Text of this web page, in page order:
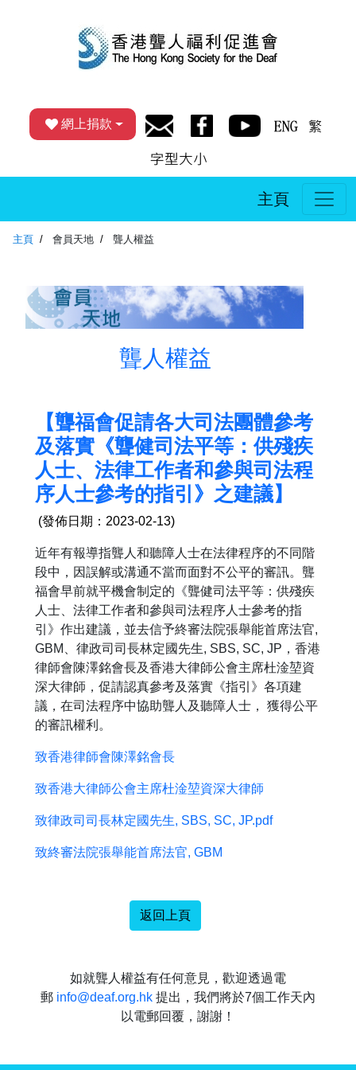
網上捐款
主頁
主頁 會員天地 聾人權益
聾人權益
【聾福會促請各大司法團體參考
及落實《聾健司法平等：供殘疾
人士、法律工作者和參與司法程
序人士參考的指引》之建議】
(發佈日期：2023-02-13)
近年有報導指聾人和聽障人士在法律程序的不同階
段中，因誤解或溝通不當而面對不公平的審訊。聾
福會早前就平機會制定的《聾健司法平等：供殘疾
人士、法律工作者和參與司法程序人士參考的指
引》作出建議，並去信予終審法院張舉能首席法官,
GBM、律政司司長林定國先生, SBS, SC, JP，香港
律師會陳澤銘會長及香港大律師公會主席杜淦堃資
深大律師，促請認真參考及落實《指引》各項建
議，在司法程序中協助聾人及聽障人士， 獲得公平
的審訊權利。
致香港律師會陳澤銘會長
致香港大律師公會主席杜淦堃資深大律師
致律政司司長林定國先生, SBS, SC, JP.pdf
致終審法院張舉能首席法官, GBM
返回上頁
如就聾人權益有任何意見，歡迎透過電
郵 info@deaf.org.hk 提出，我們將於7個工作天內
以電郵回覆，謝謝！